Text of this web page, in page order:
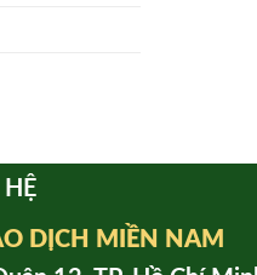
HỆ
DỊCH MIỀN NAM